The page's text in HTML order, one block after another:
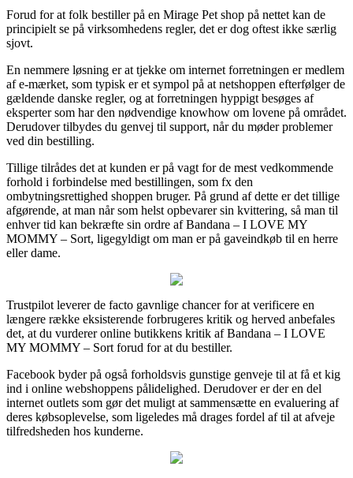
Forud for at folk bestiller på en Mirage Pet shop på nettet kan de
principielt se på virksomhedens regler, det er dog oftest ikke særlig
sjovt.
En nemmere løsning er at tjekke om internet forretningen er medlem
af e-mærket, som typisk er et sympol på at netshoppen efterfølger de
gældende danske regler, og at forretningen hyppigt besøges af
eksperter som har den nødvendige knowhow om lovene på området.
Derudover tilbydes du genvej til support, når du møder problemer
ved din bestilling.
Tillige tilrådes det at kunden er på vagt for de mest vedkommende
forhold i forbindelse med bestillingen, som fx den
ombytningsrettighed shoppen bruger. På grund af dette er det tillige
afgørende, at man når som helst opbevarer sin kvittering, så man til
enhver tid kan bekræfte sin ordre af Bandana – I LOVE MY
MOMMY – Sort, ligegyldigt om man er på gaveindkøb til en herre
eller dame.
Trustpilot leverer de facto gavnlige chancer for at verificere en
længere række eksisterende forbrugeres kritik og herved anbefales
det, at du vurderer online butikkens kritik af Bandana – I LOVE
MY MOMMY – Sort forud for at du bestiller.
Facebook byder på også forholdsvis gunstige genveje til at få et kig
ind i online webshoppens pålidelighed. Derudover er der en del
internet outlets som gør det muligt at sammensætte en evaluering af
deres købsoplevelse, som ligeledes må drages fordel af til at afveje
tilfredsheden hos kunderne.